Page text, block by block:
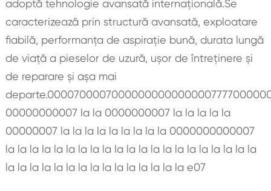
adoptă tehnologie avansată internaţională.Se
caracterizează prin structură avansată, exploatare
fiabilă, performanța de aspirație bună, durata lungă
de viață a pieselor de uzură, ușor de întreținere și
de reparare și așa mai
00000000007 la la 0000000007 la la la la la
00000007 la la la la la la la la la 0000000000007
la la la la la la la la la la la la la la la la la la la la la
la la la la la la la la la la la la la la la e07